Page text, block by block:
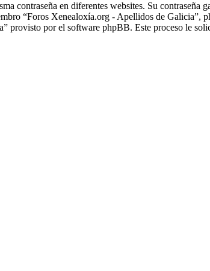
contraseña en diferentes websites. Su contraseña
“Foros Xenealoxía.org - Apellidos de Galicia”,
provisto por el software phpBB. Este proceso le